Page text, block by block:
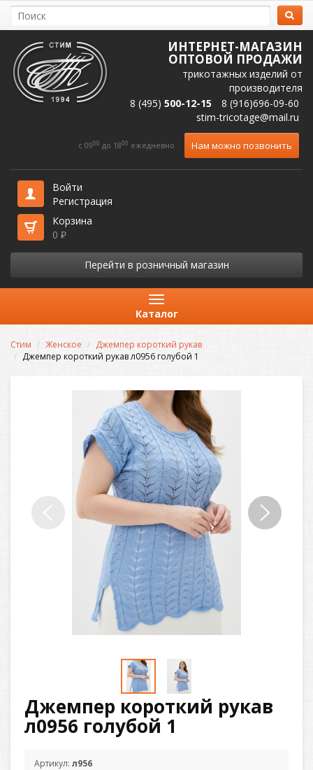
ИНТЕРНЕТ-МАГАЗИН
ОПТОВОЙ ПРОДАЖИ
трикотажных изделий от
производителя
8 (495) 500-12-15
8 (916)696-09-60
stim-tricotage@mail.ru
c 0900 до 1800 ежедневно Нам можно позвонить
Войти
Регистрация
Корзина
0 ₽
Перейти в розничный магазин
Каталог
Стим Женское
Джемпер короткий рукав
Джемпер короткий рукав л0956 голубой 1
Джемпер короткий рукав
л0956 голубой 1
Артикул: л956